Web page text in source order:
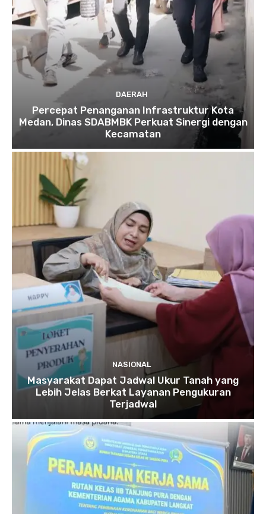
DAERAH
Percepat Penanganan Infrastruktur Kota
Medan, Dinas SDABMBK Perkuat Sinergi dengan
Kecamatan
NASIONAL
Masyarakat Dapat Jadwal Ukur Tanah yang
Lebih Jelas Berkat Layanan Pengukuran
Terjadwal